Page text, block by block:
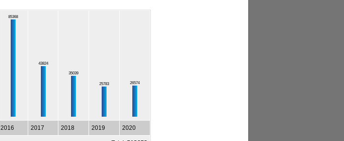
85368
43824
35039
25783 26574
2016 2017 2018 2019 2020